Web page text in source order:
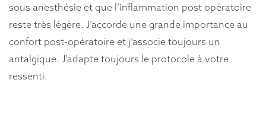
sous anesthésie et que l’inflammation post opératoire
reste très légère. J’accorde une grande importance au
confort post-opératoire et j’associe toujours un
antalgique. J’adapte toujours le protocole à votre
ressenti.